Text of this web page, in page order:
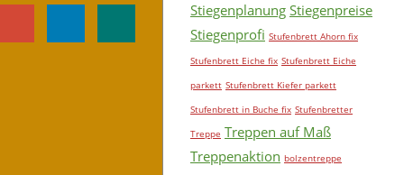
Stiegenplanung Stiegenpreise
Stiegenprofi Stufenbrett Ahorn fix
Stufenbrett Eiche fix Stufenbrett Eiche
parkett Stufenbrett Kiefer parkett
Stufenbrett in Buche fix Stufenbretter
Treppe Treppen auf Maß
Treppenaktion bolzentreppe